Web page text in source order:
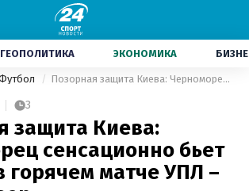
ГЕОПОЛИТИКА ЭКОНОМИКА
Позорная защита Киева: Черноморец сенсационно бьет Динамо в горячем матче УПЛ – видеообзор
3
защита Киева:
сенсационно бьет
горячем матче УПЛ –